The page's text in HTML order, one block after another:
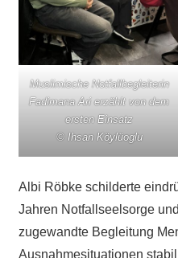
Muslimische Notfallbegleiterin
Fadimana Ari erzählt von dem
ersten Einsatz
© Ihsan Köylüoglu
Albi Röbke schilderte
Jahren Notfallseelsorge
zugewandte Begleitung
Ausnahmesituationen